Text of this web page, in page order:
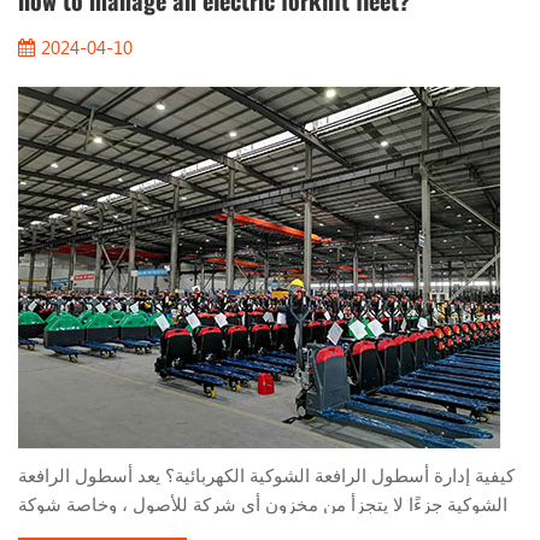
2024-04-10
كيفية إدارة أسطول الرافعة الشوكية الكهربائية؟ يعد أسطول الرافعة
الشوكية جزءًا لا يتجزأ من مخزون أي شركة للأصول ، وخاصة شوكة
الشوكة الكهربائية. يستخدمون بطاريات الحمضات الرصاصية أو